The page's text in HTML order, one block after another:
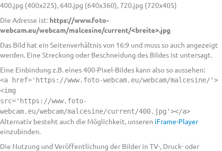
400.jpg (400x225), 640.jpg (640x360), 720.jpg (720x405)
Die Adresse ist: https://www.foto-
webcam.eu/webcam/malcesine/current/<breite>.jpg
Das Bild hat ein Seitenverhältnis von 16:9 und muss so auch angezeigt
werden. Eine Streckung oder Beschneidung des Bildes ist untersagt.
Eine Einbindung z.B. eines 400-Pixel-Bildes kann also so aussehen:
<a href='https://www.foto-webcam.eu/webcam/malcesine/'>
<img
src='https://www.foto-
webcam.eu/webcam/malcesine/current/400.jpg'></a>
Alternativ besteht auch die Möglichkeit, unseren iFrame-Player
einzubinden.
Die Nutzung und Veröffentlichung der Bilder in TV-, Druck- oder